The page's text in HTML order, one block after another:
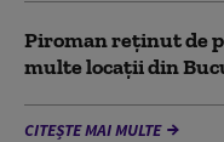
Piroman reţinut de
multe locaţii din
CITEȘTE MAI MULTE